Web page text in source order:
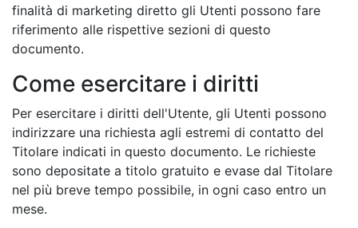
finalità di marketing diretto gli Utenti possono fare
riferimento alle rispettive sezioni di questo
documento.
Come esercitare i diritti
Per esercitare i diritti dell'Utente, gli Utenti possono
indirizzare una richiesta agli estremi di contatto del
Titolare indicati in questo documento. Le richieste
sono depositate a titolo gratuito e evase dal Titolare
nel più breve tempo possibile, in ogni caso entro un
mese.